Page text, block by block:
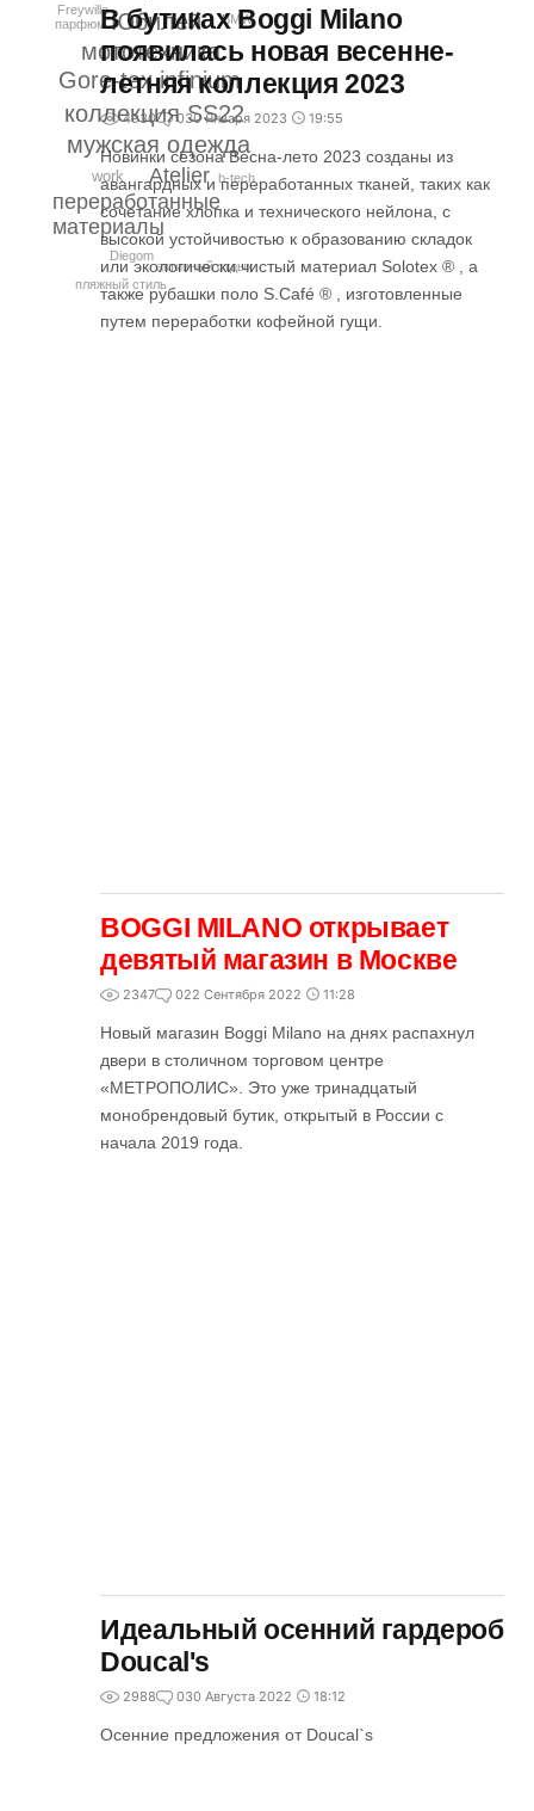
Gore-tex infinium
коллекция SS22
мототехника
Юбилей
мужская одежда
Atelier
переработанные
материалы
work
Diegom
парфюм
пляжный стиль
BMW
b-tech
Freywille
активный отдых
В бутиках Boggi Milano
появилась новая весенне-
летняя коллекция 2023
4930 030 Января 2023 19:55
Новинки сезона Весна-лето 2023 созданы из
авангардных и переработанных тканей, таких как
сочетание хлопка и технического нейлона, с
высокой устойчивостью к образованию складок
или экологически чистый материал Solotex ® , а
также рубашки поло S.Café ® , изготовленные
путем переработки кофейной гущи.
BOGGI MILANO открывает
девятый магазин в Москве
2347 022 Сентября 2022 11:28
Новый магазин Boggi Milano на днях распахнул
двери в столичном торговом центре
«МЕТРОПОЛИС». Это уже тринадцатый
монобрендовый бутик, открытый в России с
начала 2019 года.
Идеальный осенний гардероб
Doucal's
2988 030 Августа 2022 18:12
Осенние предложения от Doucal`s